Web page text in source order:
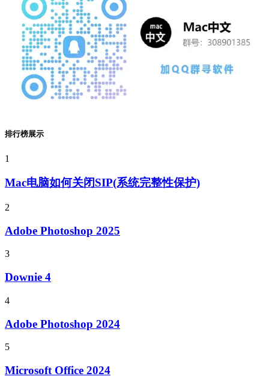
排行榜展示
1
Mac电脑如何关闭SIP(系统完整性保护)
2
Adobe Photoshop 2025
3
Downie 4
4
Adobe Photoshop 2024
5
Microsoft Office 2024